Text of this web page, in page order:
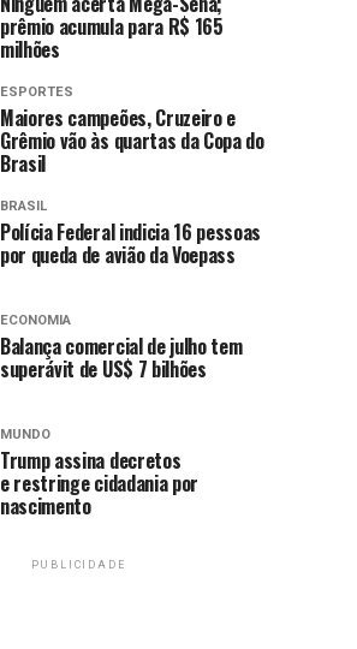
prêmio acumula para R$ 165
milhões
ESPORTES
Maiores campeões, Cruzeiro e
Grêmio vão às quartas da Copa do
Brasil
BRASIL
Polícia Federal indicia 16 pessoas
por queda de avião da Voepass
ECONOMIA
Balança comercial de julho tem
superávit de US$ 7 bilhões
MUNDO
Trump assina decretos
e restringe cidadania por
nascimento
PUBLICIDADE